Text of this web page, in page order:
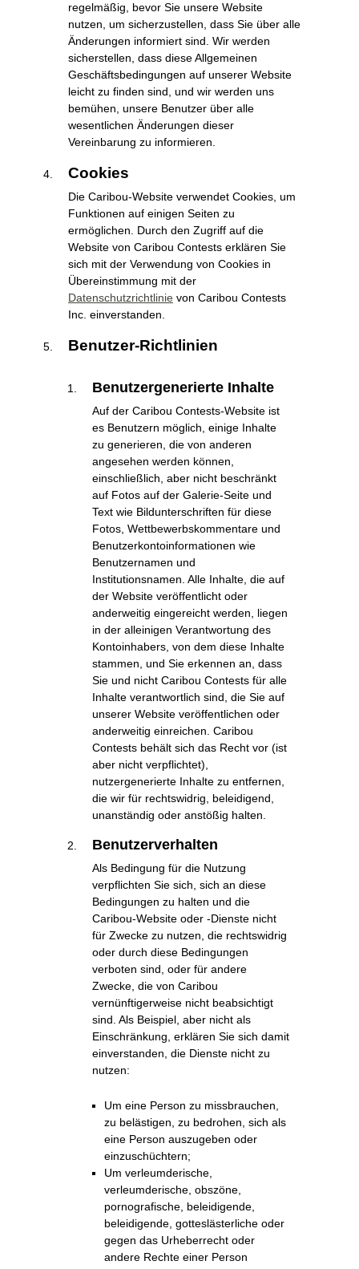
regelmäßig, bevor Sie unsere Website
nutzen, um sicherzustellen, dass Sie über alle
Änderungen informiert sind. Wir werden
sicherstellen, dass diese Allgemeinen
Geschäftsbedingungen auf unserer Website
leicht zu finden sind, und wir werden uns
bemühen, unsere Benutzer über alle
wesentlichen Änderungen dieser
Vereinbarung zu informieren.
Cookies
Die Caribou-Website verwendet Cookies, um
Funktionen auf einigen Seiten zu
ermöglichen. Durch den Zugriff auf die
Website von Caribou Contests erklären Sie
sich mit der Verwendung von Cookies in
Übereinstimmung mit der
Datenschutzrichtlinie von Caribou Contests
Inc. einverstanden.
Benutzer-Richtlinien
Benutzergenerierte Inhalte
Auf der Caribou Contests-Website ist
es Benutzern möglich, einige Inhalte
zu generieren, die von anderen
angesehen werden können,
einschließlich, aber nicht beschränkt
auf Fotos auf der Galerie-Seite und
Text wie Bildunterschriften für diese
Fotos, Wettbewerbskommentare und
Benutzerkontoinformationen wie
Benutzernamen und
Institutionsnamen. Alle Inhalte, die auf
der Website veröffentlicht oder
anderweitig eingereicht werden, liegen
in der alleinigen Verantwortung des
Kontoinhabers, von dem diese Inhalte
stammen, und Sie erkennen an, dass
Sie und nicht Caribou Contests für alle
Inhalte verantwortlich sind, die Sie auf
unserer Website veröffentlichen oder
anderweitig einreichen. Caribou
Contests behält sich das Recht vor (ist
aber nicht verpflichtet),
nutzergenerierte Inhalte zu entfernen,
die wir für rechtswidrig, beleidigend,
unanständig oder anstößig halten.
Benutzerverhalten
Als Bedingung für die Nutzung
verpflichten Sie sich, sich an diese
Bedingungen zu halten und die
Caribou-Website oder -Dienste nicht
für Zwecke zu nutzen, die rechtswidrig
oder durch diese Bedingungen
verboten sind, oder für andere
Zwecke, die von Caribou
vernünftigerweise nicht beabsichtigt
sind. Als Beispiel, aber nicht als
Einschränkung, erklären Sie sich damit
einverstanden, die Dienste nicht zu
nutzen:
Um eine Person zu missbrauchen,
zu belästigen, zu bedrohen, sich als
eine Person auszugeben oder
einzuschüchtern;
Um verleumderische,
verleumderische, obszöne,
pornografische, beleidigende,
beleidigende, gotteslästerliche oder
gegen das Urheberrecht oder
andere Rechte einer Person